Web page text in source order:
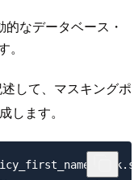
なデータベース・
して、マスキングポ
します。